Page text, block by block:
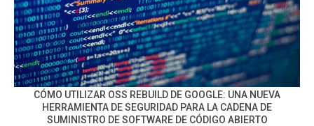
CÓMO UTILIZAR OSS REBUILD DE GOOGLE: UNA NUEVA
HERRAMIENTA DE SEGURIDAD PARA LA CADENA DE
SUMINISTRO DE SOFTWARE DE CÓDIGO ABIERTO